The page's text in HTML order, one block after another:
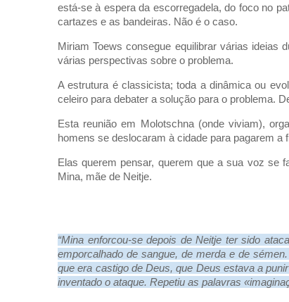
está-se à espera da escorregadela, do foco no
cartazes e as bandeiras. Não é o caso.
Miriam Toews consegue equilibrar várias ideias
várias perspectivas sobre o problema.
A estrutura é classicista; toda a dinâmica ou
celeiro para debater a solução para o problema.
Esta reunião em Molotschna (onde viviam),
homens se deslocaram à cidade para pagarem
Elas querem pensar, querem que a sua voz se
Mina, mãe de Neitje.
“Mina enforcou-se depois de Neitje ter sido
emporcalhado de sangue, de merda e de
que era castigo de Deus, que Deus estava a
inventado o ataque. Repetiu as palavras